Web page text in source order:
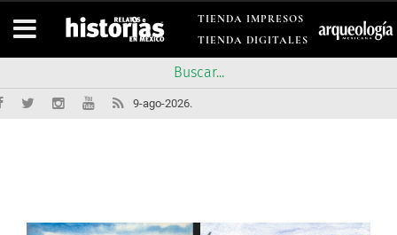
TIENDA IMPRESOS
TIENDA DIGITALES
9-ago-2026.